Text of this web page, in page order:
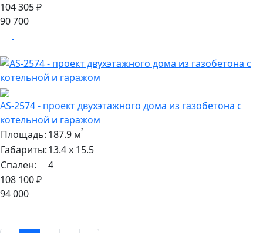
104 305 ₽
90 700
AS-2574 - проект двухэтажного дома из газобетона с
котельной и гаражом
Площадь: 187.9 м²
Габариты:13.4 х 15.5
Спален:
4
108 100 ₽
94 000